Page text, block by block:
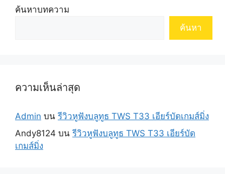
ค้นหาบทความ
ค้นหา
ความเห็นล่าสุด
Admin บนรีวิวหูฟังบลูทูธ TWS T33 เอียร์บัดเกมส์มิ่ง
Andy8124 บนรีวิวหูฟังบลูทูธ TWS T33 เอียร์บัด
เกมส์มิ่ง